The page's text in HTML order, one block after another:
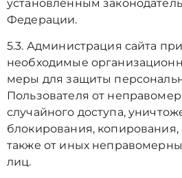
установленным
Федерации.
5.3. Администрация сайта
необходимые
меры для защиты
Пользователя от
случайного доступа,
блокирования, копирования,
также от иных
лиц.